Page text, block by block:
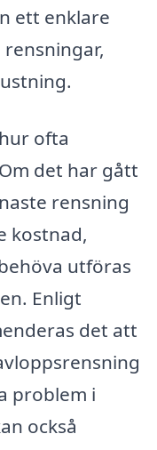
ett enklare
ofta
det har gått
rensning
kostnad,
utföras
Enligt
det att
problem i
också